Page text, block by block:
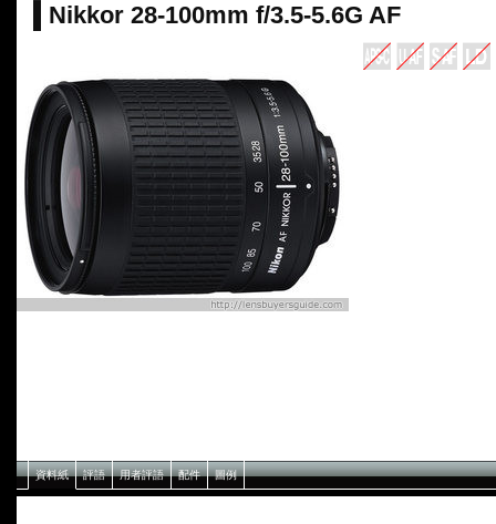
Nikkor 28-100mm f/3.5-5.6G AF
資料紙 評語 用者評語 配件 圖例